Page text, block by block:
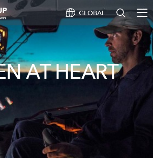
GLOBAL
AT HEART